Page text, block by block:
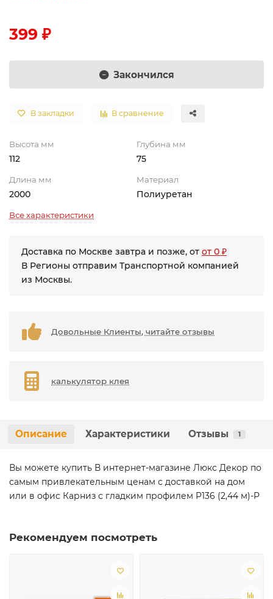
399 ₽
Закончился
В закладки В сравнение
Высота мм
112
Глубина мм
75
Длина мм
2000
Материал
Полиуретан
Все характеристики
Доставка по Москве завтра и позже, от от 0 ₽
В Регионы отправим Транспортной компанией
из Москвы.
Довольные Клиенты, читайте отзывы
калькулятор клея
Описание Характеристики Отзывы 1
Вы можете купить В интернет-магазине Люкс Декор по
самым привлекательным ценам с доставкой на дом
или в офис Карниз с гладким профилем P136 (2,44 м)-P
Рекомендуем посмотреть